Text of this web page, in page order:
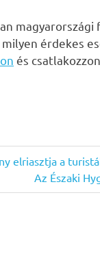
érdekes
és csatlakozzon
elriasztja a
Next
Post:
Az Északi